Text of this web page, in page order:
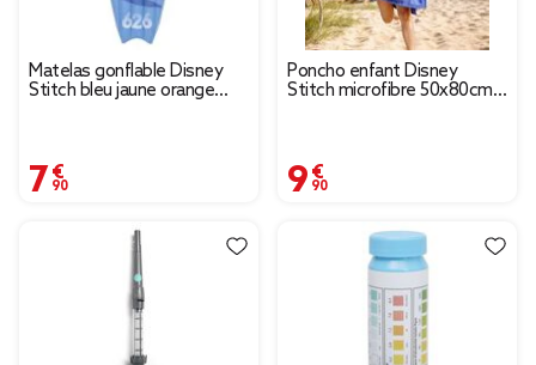
Matelas gonflable Disney
Stitch bleu jaune orange
7,90 €
Poncho enfant Disney
Stitch microfibre 50x80cm
9,90 €